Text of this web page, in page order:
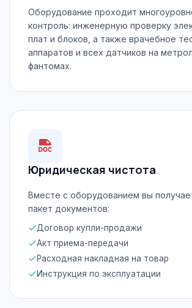
Оборудование проходит
контроль: инженерную проверку
плат и блоков, а также врачебное
аппаратов и всех датчиков на
фантомах.
Юридическая чистота
Вместе с оборудованием вы
пакет документов:
Договор купли-продажи
Акт приема-передачи
Расходная накладная на товар
Инструкция по эксплуатации